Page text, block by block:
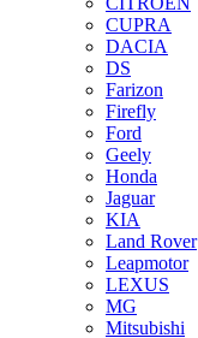
CUPRA
DACIA
DS
Farizon
Firefly
Ford
Geely
Honda
Jaguar
KIA
Land Rover
Leapmotor
LEXUS
MG
Mitsubishi